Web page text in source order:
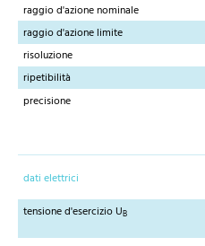
raggio d'azione nominale
raggio d'azione limite
risoluzione
ripetibilità
precisione
dati elettrici
tensione d'esercizio UB